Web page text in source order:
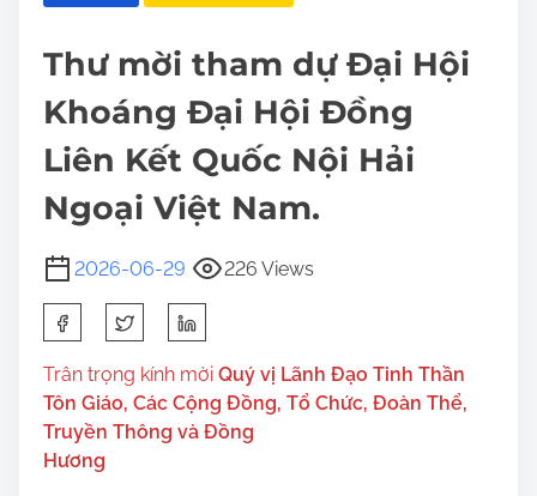
Thư mời tham dự Đại Hội
Khoáng Đại Hội Đồng
Liên Kết Quốc Nội Hải
Ngoại Việt Nam.
2026-06-29 226 Views
h
a
r
e
t
Trân trọng kính mời Quý vị Lãnh Đạo Tinh Thần
Tôn Giáo, Các Cộng Đồng, Tổ Chức, Đoàn Thể,
Truyền Thông và Đồng
Hương